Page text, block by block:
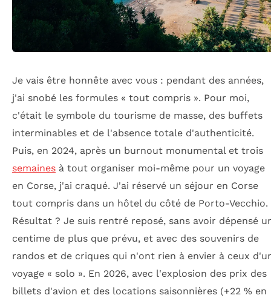
Je vais être honnête avec vous : pendant des années,
j'ai snobé les formules « tout compris ». Pour moi,
c'était le symbole du tourisme de masse, des buffets
interminables et de l'absence totale d'authenticité.
Puis, en 2024, après un burnout monumental et trois
semaines à tout organiser moi-même pour un voyage
en Corse, j'ai craqué. J'ai réservé un séjour en Corse
tout compris dans un hôtel du côté de Porto-Vecchio.
Résultat ? Je suis rentré reposé, sans avoir dépensé
centime de plus que prévu, et avec des souvenirs de
randos et de criques qui n'ont rien à envier à ceux
voyage « solo ». En 2026, avec l'explosion des prix des
billets d'avion et des locations saisonnières (+22 % en